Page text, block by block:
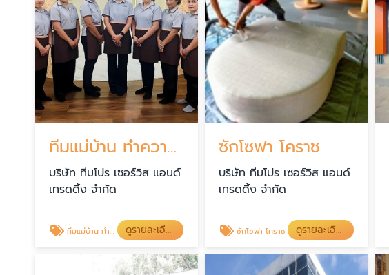
ทีมแม่บ้าน ทำความสะอาด
บริษัท ทีมโปร เซอร์วิส แอนด์
เทรดดิ้ง จำกัด
ทีมแม่บ้าน ทำความสะอาด ดูรายละเอียด
ซักโซฟา โคราช
บริษัท ทีมโปร เซอร์วิส แอนด์
เทรดดิ้ง จำกัด
ซักโซฟา โคราช ดูรายละเอียด